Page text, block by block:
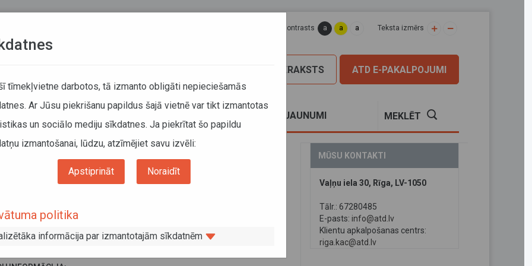
Lapas kontrasts a a a Teksta izmērs
ATD E-PAKALPOJUMI
PIERAKSTS
JAUNUMI MEKLĒT
SIA "Autotransporta direkcija" pakalpojumu izpildes rādītāji
izpildes rādītāji
MŪSU KONTAKTI
Vaļņu iela 30, Rīga, LV-1050
Tālr.: 67280485
E-pasts: info@atd.lv
Klientu apkalpošanas centrs:
riga.kac@atd.lv
tīmekļvietne darbotos, tā izmanto obligāti nepieciešamās
Ar Jūsu piekrišanu papildus šajā vietnē var tikt izmantotas
un sociālo mediju sīkdatnes. Ja piekrītat šo papildu
izmantošanai, lūdzu, atzīmējiet savu izvēli:
Apstiprināt Noraidīt
politika
informācija par izmantotajām sīkdatnēm